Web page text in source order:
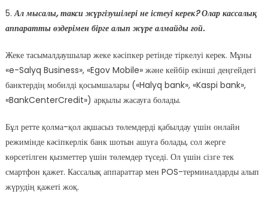
5.Ал мысалы, такси жүргізушілері не істеуі керек? Олар кассалық
аппаратты өздерімен бірге алып жүре алмайды ғой.
Жеке тасымалдаушылар жеке кәсіпкер ретінде тіркелуі керек. Мұны
«e-Salyq Business», «Egov Mobile» және кейбір екінші деңгейдегі
банктердің мобилді қосымшалары («Halyq bank», «Kaspi bank»,
«BankCenterCredit») арқылы жасауға болады.
Бұл ретте қолма-қол ақшасыз төлемдерді қабылдау үшін онлайн
режимінде кәсіпкерлік банк шотын ашуға болады, сол жерге
көрсетілген қызметтер үшін төлемдер түседі. Ол үшін сізге тек
смартфон қажет. Кассалық аппараттар мен POS-терминалдарды алып
жүрудің қажеті жоқ.